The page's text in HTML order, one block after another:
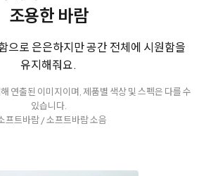
조용한 바람
으로 은은하지만 공간 전체에 시원함을
유지해줘요.
연출된 이미지이며, 제품별 색상 및 스펙은 다를 수
있습니다.
프트바람 / 소프트바람 소음